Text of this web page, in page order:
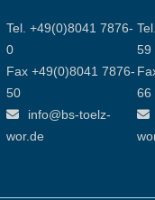
Tel. +49(0)8041 7876-
0
Fax +49(0)8041 7876-
50
info@bs-toelz-
wor.de
59
66